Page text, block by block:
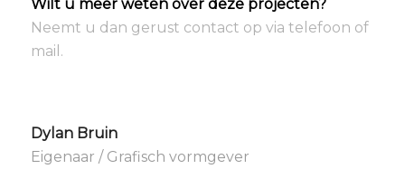
Wilt u meer weten over deze projecten?
Neemt u dan gerust contact op via telefoon of
mail.
Dylan Bruin
Eigenaar / Grafisch vormgever